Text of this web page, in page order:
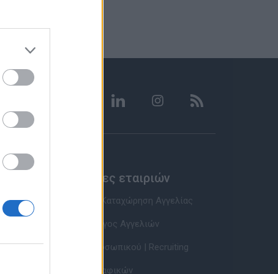
Υπηρεσίες εταιριών
Εγγραφή & Καταχώρηση Αγγελίας
Τιμοκατάλογος Αγγελιών
Εύρεση Προσωπικού | Recruiting
Βάση Βιογραφικών